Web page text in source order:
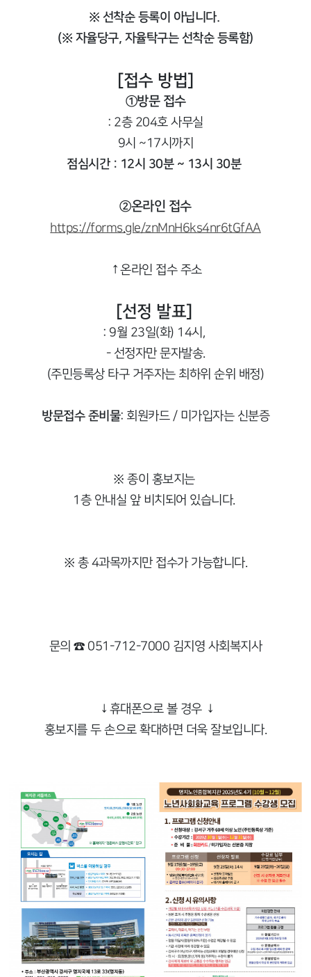
※ 선착순 등록이 아닙니다.
(※ 자율당구, 자율탁구는 선착순 등록함)
[접수 방법]
①방문 접수
: 2층 204호 사무실
9시 ~17시까지
점심시간 : 12시 30분 ~ 13시 30분
②온라인 접수
https://forms.gle/znMnH6ks4nr6tGfAA
↑온라인 접수 주소
[선정 발표]
: 9월 23일(화) 14시,
- 선정자만 문자발송.
(주민등록상 타구 거주자는 최하위 순위 배정)
방문접수 준비물: 회원카드 / 미가입자는 신분증
※ 종이 홍보지는
1층 안내실 앞 비치되어 있습니다.
※ 총 4과목까지만 접수가 가능합니다.
문의 ☎ 051-712-7000 김지영 사회복지사
↓휴대폰으로 볼 경우 ↓
홍보지를 두 손으로 확대하면 더욱 잘보입니다.